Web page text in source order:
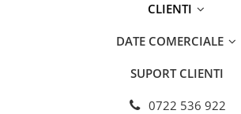
CLIENTI
DATE COMERCIALE
SUPORT CLIENTI
0722 536 922